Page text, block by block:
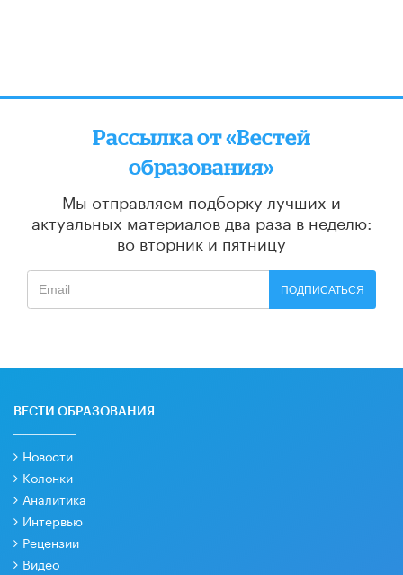
Рассылка от «Вестей
образования»
Мы отправляем подборку лучших и
актуальных материалов два раза в неделю:
во вторник и пятницу
ПОДПИСАТЬСЯ
ВЕСТИ ОБРАЗОВАНИЯ
Новости
Колонки
Аналитика
Интервью
Рецензии
Видео